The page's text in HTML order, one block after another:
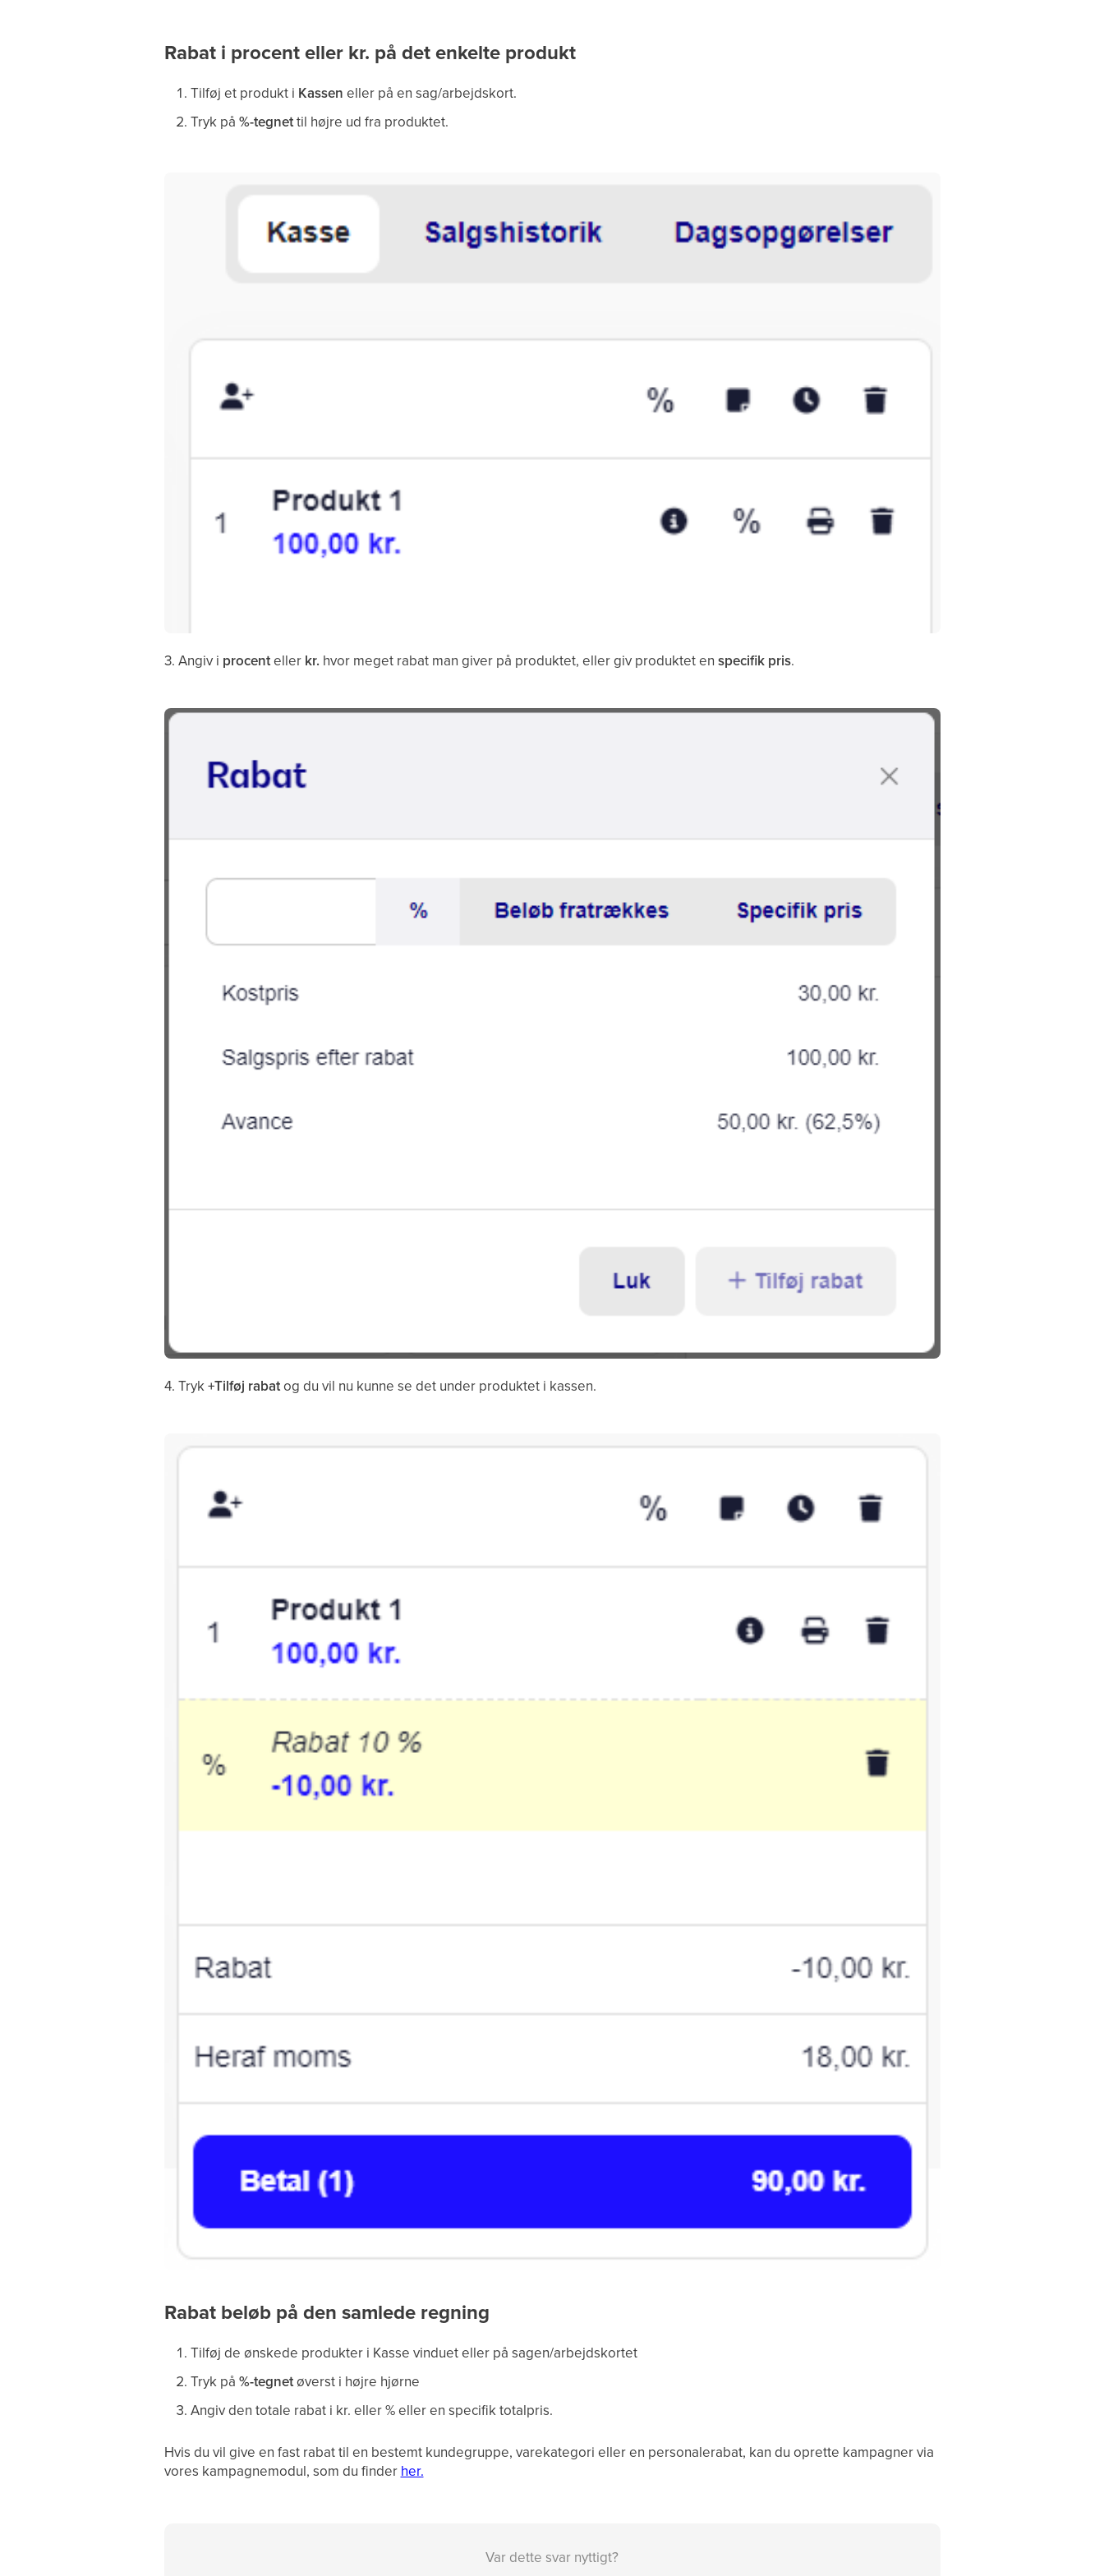
Rabat i procent eller kr. på det enkelte produkt
Tilføj et produkt i Kassen eller på en sag/arbejdskort.
Tryk på %-tegnettil højre ud fra produktet.
3. Angiv i procenteller kr. hvor meget rabat man giver på produktet, eller giv produktet en specifik pris.
4. Tryk+Tilføj rabatog du vil nu kunne se det under produktet i kassen.
Rabat beløb på den samlede regning
Tilføj de ønskede produkter i Kasse vinduet eller på sagen/arbejdskortet
Tryk på %-tegnetøverst i højre hjørne
Angiv den totale rabat i kr. eller % eller en specifik totalpris.
Hvis du vil give en fast rabat til en bestemt kundegruppe, varekategori eller en personalerabat, kan du oprette kampagner via
vores kampagnemodul, som du finder her.
Var dette svar nyttigt?